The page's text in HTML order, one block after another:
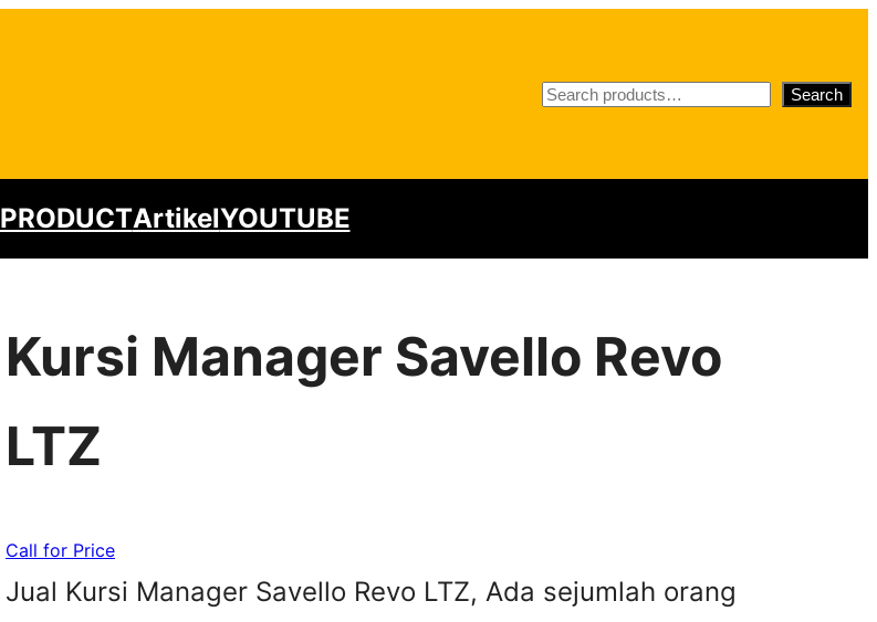
S
r
Search
PRODUCTArtikelYOUTUBE
Kursi Manager Savello Revo
LTZ
Call for Price
Jual Kursi Manager Savello Revo LTZ, Ada sejumlah orang